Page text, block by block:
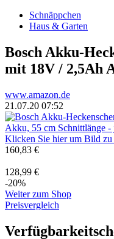
Schnäppchen
Haus & Garten
Bosch Akku-
mit 18V / 2,5Ah
www.amazon.de
21.07.20 07:52
Klicken Sie hier um Bild zu
160,83 €
128,99 €
-20%
Weiter zum Shop
Preisvergleich